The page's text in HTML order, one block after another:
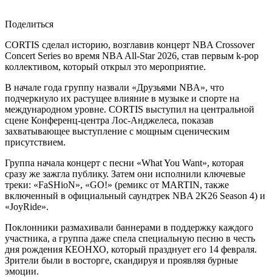
Поделиться
CORTIS сделал историю, возглавив концерт NBA Crossover
Concert Series во время NBA All-Star 2026, став первым k-pop
коллективом, который открыл это мероприятие.
В начале года группу назвали «Друзьями NBA», что
подчеркнуло их растущее влияние в музыке и спорте на
международном уровне. CORTIS выступил на центральной
сцене Конференц-центра Лос-Анджелеса, показав
захватывающее выступление с мощным сценическим
присутствием.
Группа начала концерт с песни «What You Want», которая
сразу же зажгла публику. Затем они исполнили ключевые
треки: «FaSHioN», «GO!» (ремикс от MARTIN, также
включенный в официальный саундтрек NBA 2K26 Season 4) и
«JoyRide».
Поклонники размахивали баннерами в поддержку каждого
участника, а группа даже спела специальную песню в честь
дня рождения КЕОНХО, который празднует его 14 февраля.
Зрители были в восторге, скандируя и проявляя бурные
эмоции.